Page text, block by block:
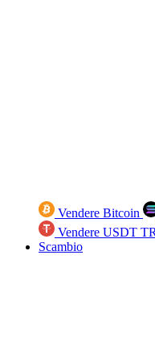
Vendere Bitcoin
Vendere USDT
Scambio